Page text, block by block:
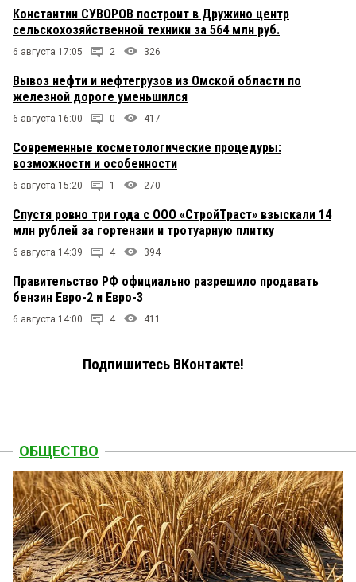
Константин СУВОРОВ построит в Дружино центр
сельскохозяйственной техники за 564 млн руб.
6 августа 17:05 2 326
Вывоз нефти и нефтегрузов из Омской области по
железной дороге уменьшился
6 августа 16:00 0 417
Современные косметологические процедуры:
возможности и особенности
6 августа 15:20 1 270
Спустя ровно три года с ООО «СтройТраст» взыскали 14
млн рублей за гортензии и тротуарную плитку
6 августа 14:39 4 394
Правительство РФ официально разрешило продавать
бензин Евро-2 и Евро-3
6 августа 14:00 4 411
Подпишитесь ВКонтакте!
ОБЩЕСТВО